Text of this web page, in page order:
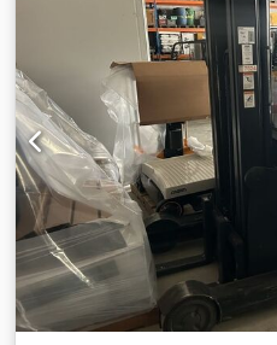
вил: 180 мм Товщина вил: 70
Як новий Технічний стан:
Crsdpfx Apozrcthsbef Розмір
вантажна ролика Тип задніх
Вольт: 24В Батарея, А·год:
батареї: 2022 Стан батареї:
вантажу, Ролики для
DIN160A, акумуляторний
допомогою PIN-коду.